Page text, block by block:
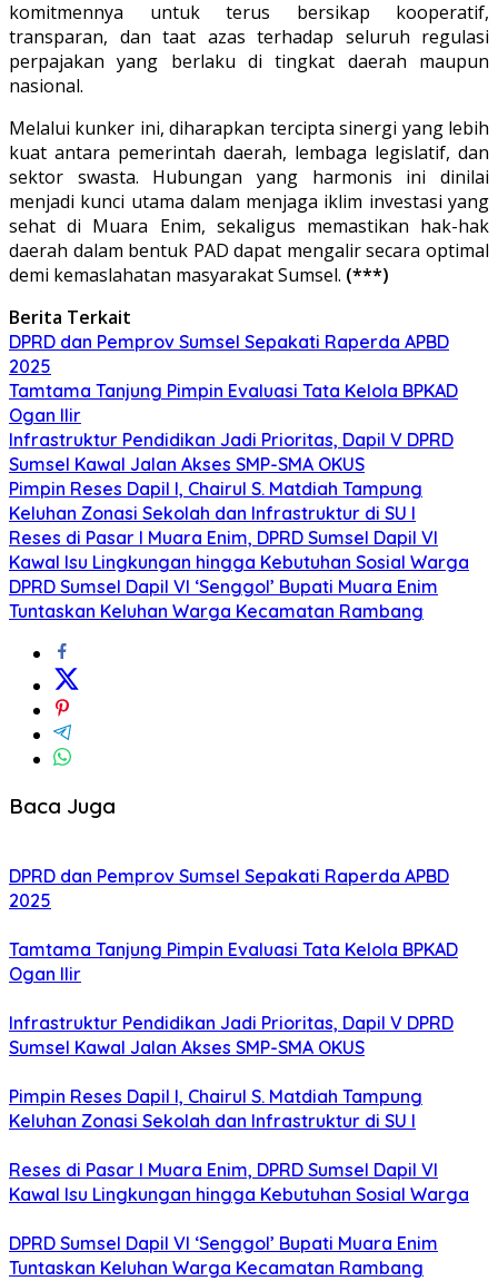
komitmennya untuk terus bersikap kooperatif,
transparan, dan taat azas terhadap seluruh regulasi
perpajakan yang berlaku di tingkat daerah maupun
nasional.
Melalui kunker ini, diharapkan tercipta sinergi yang lebih
kuat antara pemerintah daerah, lembaga legislatif, dan
sektor swasta. Hubungan yang harmonis ini dinilai
menjadi kunci utama dalam menjaga iklim investasi yang
sehat di Muara Enim, sekaligus memastikan hak-hak
daerah dalam bentuk PAD dapat mengalir secara optimal
demi kemaslahatan masyarakat Sumsel. (***)
Berita Terkait
DPRD dan Pemprov Sumsel Sepakati Raperda APBD
2025
Tamtama Tanjung Pimpin Evaluasi Tata Kelola BPKAD
Ogan Ilir
Infrastruktur Pendidikan Jadi Prioritas, Dapil V DPRD
Sumsel Kawal Jalan Akses SMP-SMA OKUS
Pimpin Reses Dapil I, Chairul S. Matdiah Tampung
Keluhan Zonasi Sekolah dan Infrastruktur di SU I
Reses di Pasar I Muara Enim, DPRD Sumsel Dapil VI
Kawal Isu Lingkungan hingga Kebutuhan Sosial Warga
DPRD Sumsel Dapil VI ‘Senggol’ Bupati Muara Enim
Tuntaskan Keluhan Warga Kecamatan Rambang
Baca Juga
DPRD dan Pemprov Sumsel Sepakati Raperda APBD
2025
Tamtama Tanjung Pimpin Evaluasi Tata Kelola BPKAD
Ogan Ilir
Infrastruktur Pendidikan Jadi Prioritas, Dapil V DPRD
Sumsel Kawal Jalan Akses SMP-SMA OKUS
Pimpin Reses Dapil I, Chairul S. Matdiah Tampung
Keluhan Zonasi Sekolah dan Infrastruktur di SU I
Reses di Pasar I Muara Enim, DPRD Sumsel Dapil VI
Kawal Isu Lingkungan hingga Kebutuhan Sosial Warga
DPRD Sumsel Dapil VI ‘Senggol’ Bupati Muara Enim
Tuntaskan Keluhan Warga Kecamatan Rambang